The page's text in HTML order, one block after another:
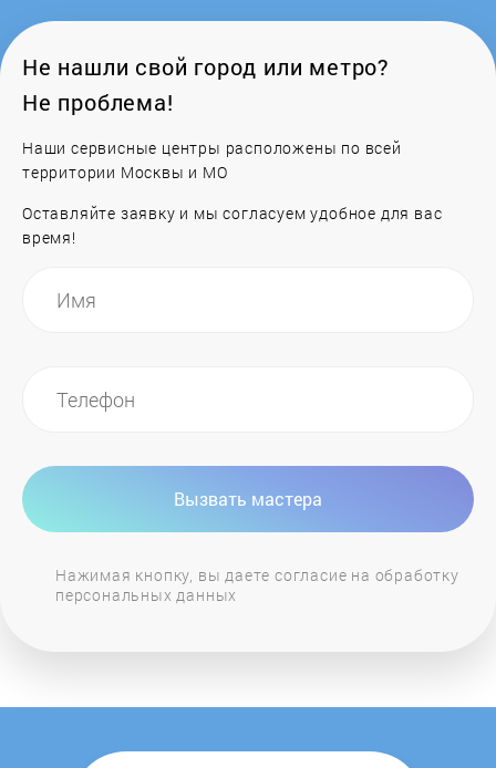
Не нашли свой город или метро?
Не проблема!
Наши сервисные центры расположены по всей
территории Москвы и МО
Оставляйте заявку и мы согласуем удобное для вас
время!
Вызвать мастера
Нажимая кнопку, вы даете согласие на обработку
персональных данных